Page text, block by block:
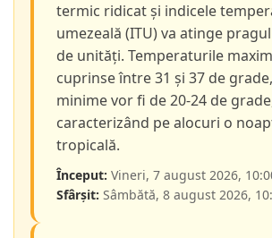
termic ridicat și indicele
umezeală (ITU) va atinge
de unități. Temperaturile
cuprinse între 31 și 37 de
minime vor fi de 20-24 de
caracterizând pe alocuri o
tropicală.
Început: Vineri, 7 august 2026,
Sfârșit: Sâmbătă, 8 august 2026,